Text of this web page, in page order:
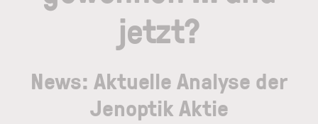
jetzt?
News: Aktuelle Analyse der
Jenoptik Aktie